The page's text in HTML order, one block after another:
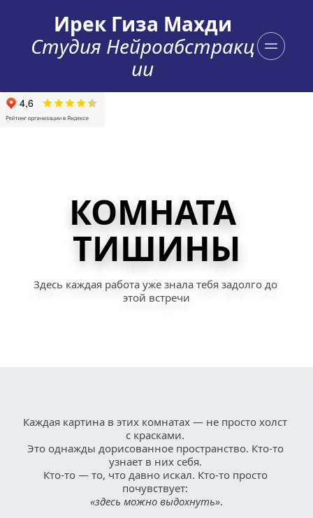
Ирек Гиза Махди
Студия Нейроабстракц
ии
КОМНАТА
ТИШИНЫ
Здесь каждая работа уже знала тебя задолго до
этой встречи
Каждая картина в этих комнатах — не просто холст
с красками.
Это однажды дорисованное пространство. Кто-то
узнает в них себя.
Кто-то — то, что давно искал. Кто-то просто
почувствует:
«здесь можно выдохнуть».